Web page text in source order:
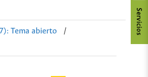
Tema abierto
/